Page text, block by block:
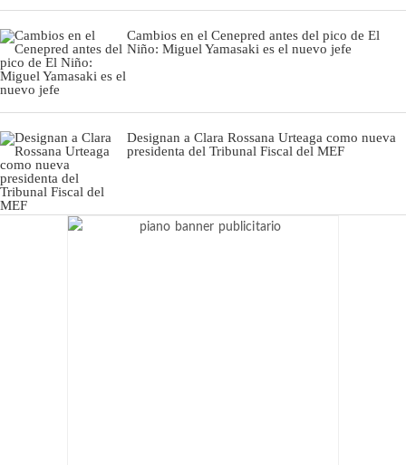
Cambios en el Cenepred antes del pico de El
Niño: Miguel Yamasaki es el nuevo jefe
Designan a Clara Rossana Urteaga como nueva
presidenta del Tribunal Fiscal del MEF